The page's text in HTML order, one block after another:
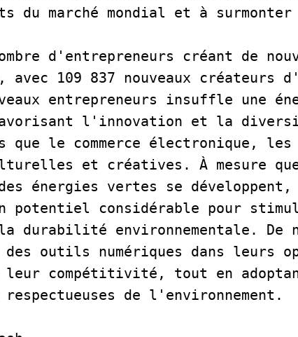
du marché mondial et à
d'entrepreneurs créant de
avec 109 837 nouveaux créateurs
entrepreneurs insuffle une
l'innovation et la
que le commerce électronique,
et créatives. À mesure
énergies vertes se développent,
potentiel considérable pour
durabilité environnementale. De
outils numériques dans leurs
compétitivité, tout en adoptant
respectueuses de